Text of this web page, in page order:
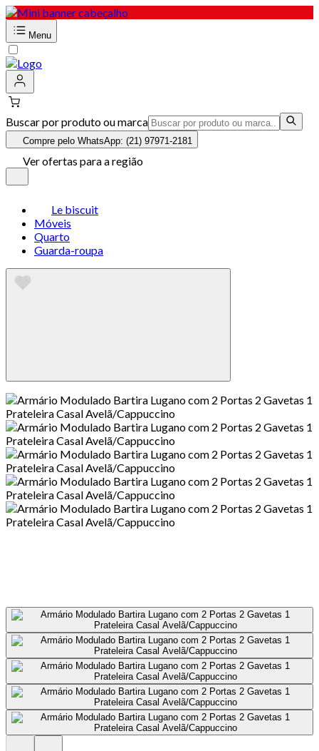
Menu
Buscar por produto ou marca
Compre pelo WhatsApp: (21) 97971-2181
Ver ofertas para a região
Le biscuit
Móveis
Quarto
Guarda-roupa